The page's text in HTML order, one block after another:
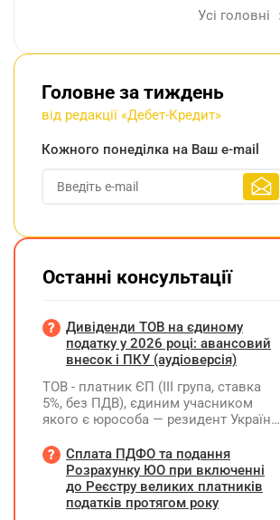
Усі головні
Головне за тиждень
від редакції «Дебет-Кредит»
Кожного понеділка на Ваш e-mail
Останні консультації
Дивіденди ТОВ на єдиному
податку у 2026 році: авансовий
внесок і ПКУ (аудіоверсія)
ТОВ - платник ЄП (ІІІ група, ставка
5%, без ПДВ), єдиним учасником
якого є юрособа — резидент України,
виплатити дивіденди за рахунок
нерозподіленого прибутку 2024–
2025 років у сумі 15 млн грн. Які
податкові наслідки виникають у
Сплата ПДФО та подання
Розрахунку ЮО при включенні
до Реєстру великих платників
податків протягом року